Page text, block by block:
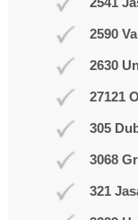
2590
2630
27121
305
3068
321